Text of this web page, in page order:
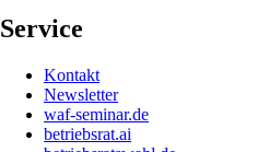
Service
Kontakt
Newsletter
waf-seminar.de
betriebsrat.ai